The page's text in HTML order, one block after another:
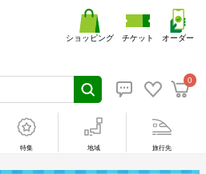
0
ショッピング チケット オーダー
特集 地域 旅行先